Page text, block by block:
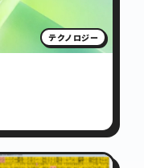
テクノロジー